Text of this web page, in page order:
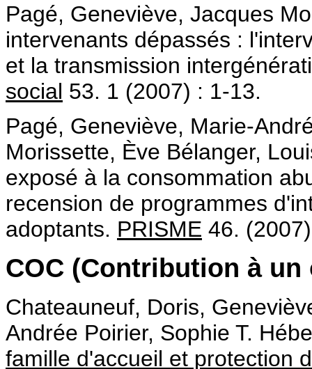
Pagé, Geneviève, Jacques
intervenants dépassés :
et la transmission
social 53. 1 (2007) : 1-13.
Pagé, Geneviève, Marie-
Morissette, Ève Bélanger,
exposé à la consommation
recension de programmes
adoptants. PRISME 46.
COC (Contribution à
Chateauneuf, Doris,
Andrée Poirier, Sophie T.
famille d'accueil et protection